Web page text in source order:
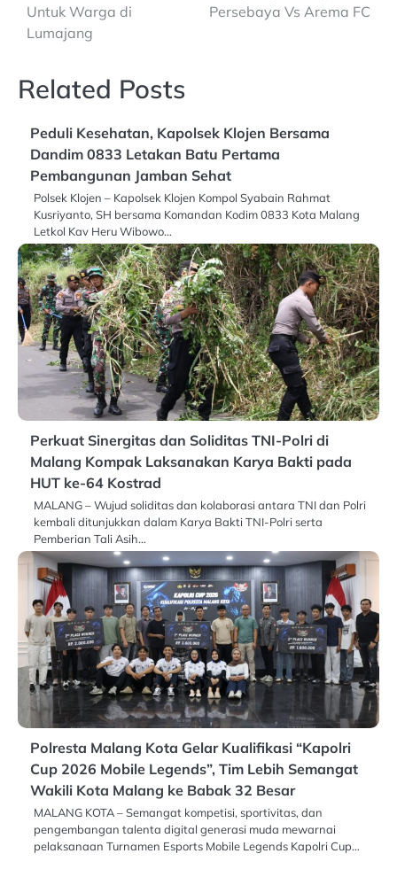
Untuk Warga di
Lumajang
Persebaya Vs Arema FC
Related Posts
Peduli Kesehatan, Kapolsek Klojen Bersama
Dandim 0833 Letakan Batu Pertama
Pembangunan Jamban Sehat
Polsek Klojen – Kapolsek Klojen Kompol Syabain Rahmat
Kusriyanto, SH bersama Komandan Kodim 0833 Kota Malang
Letkol Kav Heru Wibowo…
Perkuat Sinergitas dan Soliditas TNI-Polri di
Malang Kompak Laksanakan Karya Bakti pada
HUT ke-64 Kostrad
MALANG – Wujud soliditas dan kolaborasi antara TNI dan Polri
kembali ditunjukkan dalam Karya Bakti TNI-Polri serta
Pemberian Tali Asih…
Polresta Malang Kota Gelar Kualifikasi “Kapolri
Cup 2026 Mobile Legends”, Tim Lebih Semangat
Wakili Kota Malang ke Babak 32 Besar
MALANG KOTA – Semangat kompetisi, sportivitas, dan
pengembangan talenta digital generasi muda mewarnai
pelaksanaan Turnamen Esports Mobile Legends Kapolri Cup…